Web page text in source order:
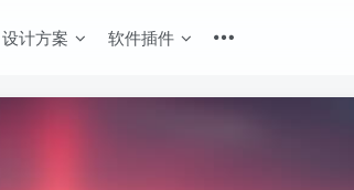
设计方案 软件插件